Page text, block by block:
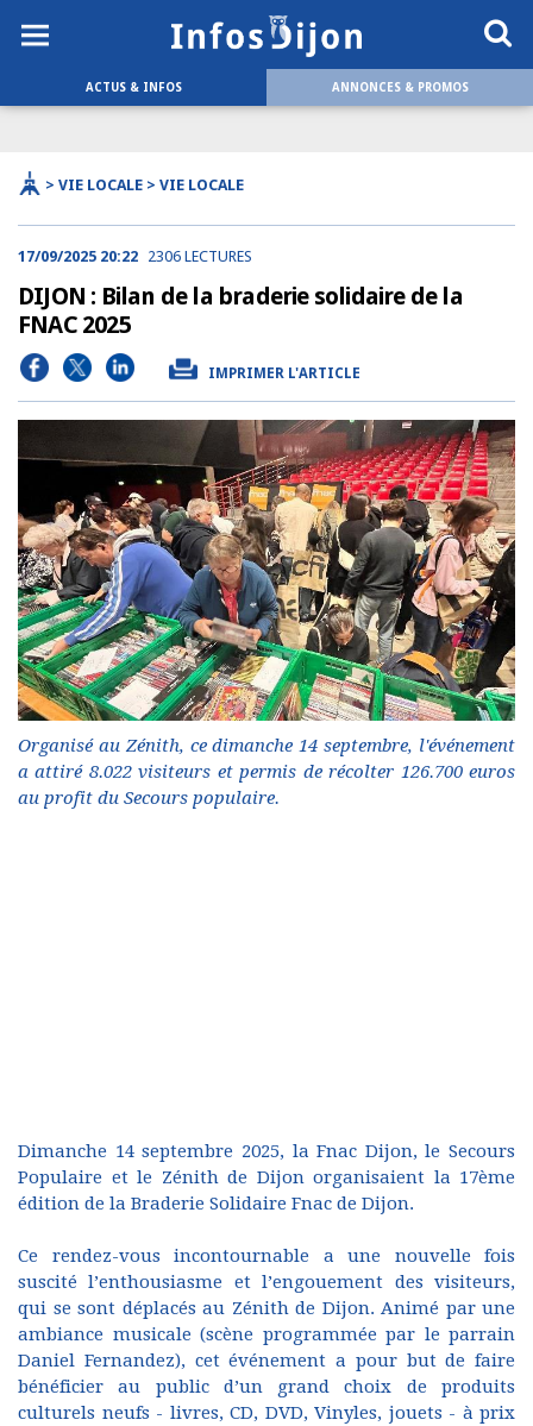
ACTUS & INFOS ANNONCES & PROMOS
> VIE LOCALE > VIE LOCALE
17/09/2025 20:22 2306 LECTURES
DIJON : Bilan de la braderie solidaire de la
FNAC 2025
IMPRIMER L'ARTICLE
Organisé au Zénith, ce dimanche 14 septembre, l'événement
a attiré 8.022 visiteurs et permis de récolter 126.700 euros
au profit du Secours populaire.
Dimanche 14 septembre 2025, la Fnac Dijon, le Secours
Populaire et le Zénith de Dijon organisaient la 17ème
édition de la Braderie Solidaire Fnac de Dijon.
Ce rendez-vous incontournable a une nouvelle fois
suscité l’enthousiasme et l’engouement des visiteurs,
qui se sont déplacés au Zénith de Dijon. Animé par une
ambiance musicale (scène programmée par le parrain
Daniel Fernandez), cet événement a pour but de faire
bénéficier au public d’un grand choix de produits
culturels neufs - livres, CD, DVD, Vinyles, jouets - à prix